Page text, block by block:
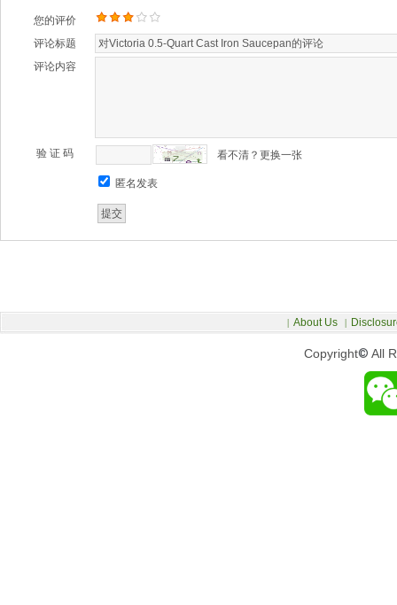
您的评价
评论标题
评论内容
验 证 码 看不清？更换一张
匿名发表
Copyright© All
| About Us |